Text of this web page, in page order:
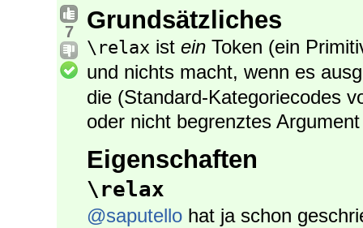
7 Grundsätzliches
\relax ist ein Token (ein
und nichts macht, wenn es
die (Standard-Kategoriecodes
oder nicht begrenztes
Eigenschaften
\relax
@saputello hat ja schon